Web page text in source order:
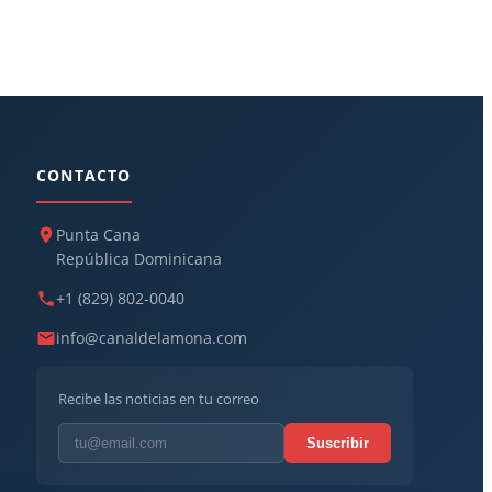
CONTACTO
Punta Cana
República Dominicana
+1 (829) 802-0040
info@canaldelamona.com
Recibe las noticias en tu correo
Suscribir